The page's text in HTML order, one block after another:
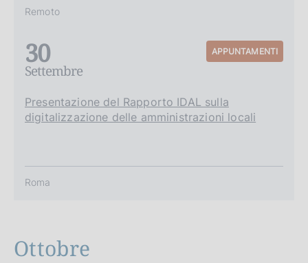
Remoto
30
Settembre
APPUNTAMENTI
Presentazione del Rapporto IDAL sulla
digitalizzazione delle amministrazioni locali
Roma
Ottobre